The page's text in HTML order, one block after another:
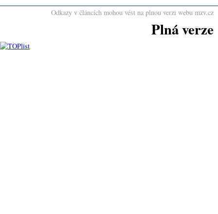
Odkazy v článcích mohou vést na plnou verzi webu mzv.cz
Plná verze